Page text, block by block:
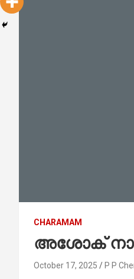
CHARAMAM
അശോക്
October 17, 2025 P P